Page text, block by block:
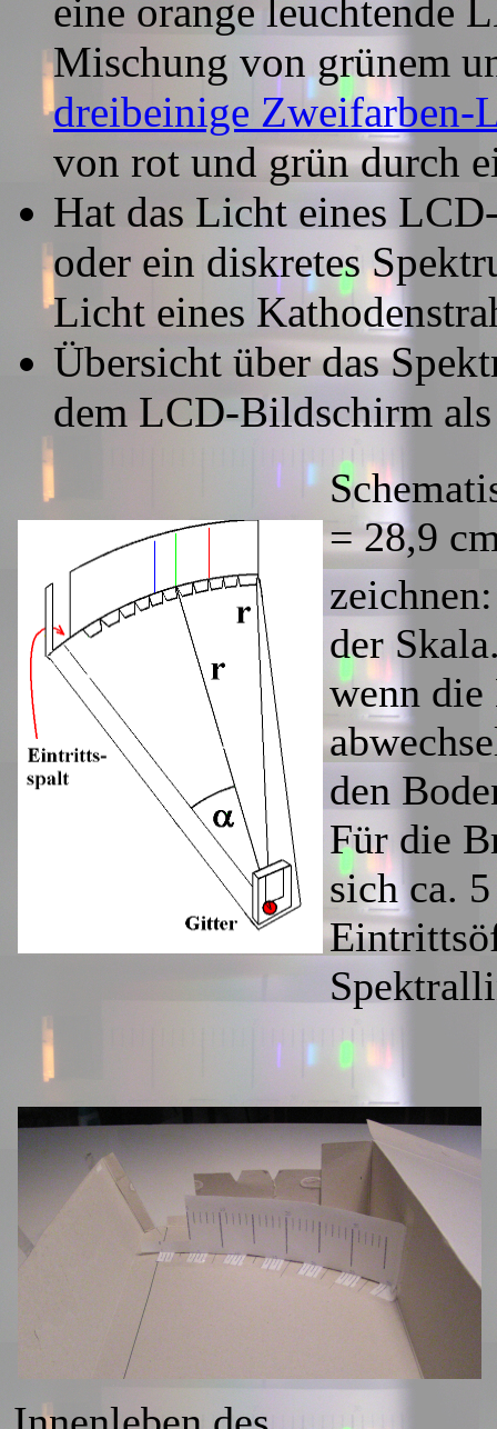
eine orange leuchtende
Mischung von grünem
dreibeinige Zweifarben-
von rot und grün durch
Hat das Licht eines
oder ein diskretes
Licht eines
Übersicht über das
dem LCD-Bildschirm
= 28,9
der
wenn die
den
Für die
sich ca.